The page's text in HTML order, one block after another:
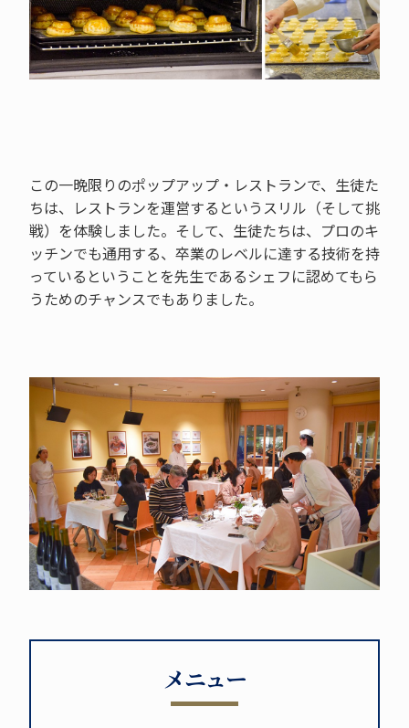
この一晩限りのポップアップ・レストランで、生徒た
ちは、レストランを運営するというスリル（そして挑
戦）を体験しました。そして、生徒たちは、プロのキ
ッチンでも通用する、卒業のレベルに達する技術を持
っているということを先生であるシェフに認めてもら
うためのチャンスでもありました。
メニュー